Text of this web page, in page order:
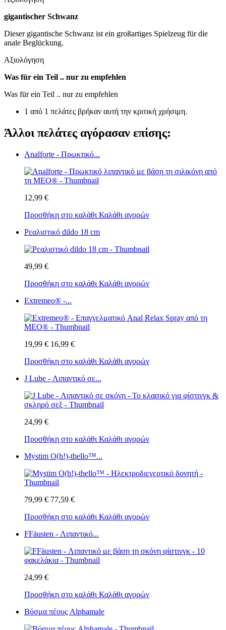
gigantischer Schwanz
Dieser gigantische Schwanz ist ein großartiges Spielzeug für die
anale Beglückung.
Αξιολόγηση
Was für ein Teil .. nur zu empfehlen
Was für ein Teil .. nur zu empfehlen
1 από 1 πελάτες βρήκαν αυτή την κριτική χρήσιμη.
Άλλοι πελάτες αγόρασαν επίσης:
Analforte - Πρωκτικό...
12,99 €
Προσθήκη στο καλάθι Καλάθι αγορών
Ρεαλιστικό dildo 18 cm
49,99 €
Προσθήκη στο καλάθι Καλάθι αγορών
Extremeo® -...
19,99 € 16,99 €
Προσθήκη στο καλάθι Καλάθι αγορών
J Lube - Λιπαντικό σε...
24,99 €
Προσθήκη στο καλάθι Καλάθι αγορών
Mystim O(h!)-thello™...
79,99 € 77,59 €
Προσθήκη στο καλάθι Καλάθι αγορών
FFäusten - Λιπαντικό...
24,99 €
Προσθήκη στο καλάθι Καλάθι αγορών
Βύσμα πέους Alphamale